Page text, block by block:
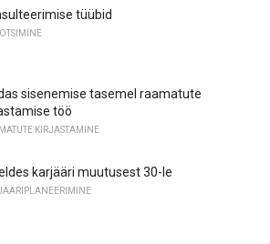
tüübid
sisenemise tasemel raamatute
töö
KIRJASTAMINE
karjääri muutusest 30-le